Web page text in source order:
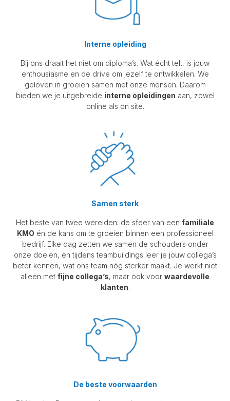
Interne opleiding
Bij ons draait het niet om diploma’s. Wat écht telt, is jouw
enthousiasme en de drive om jezelf te ontwikkelen. We
geloven in groeien samen met onze mensen. Daarom
bieden we je uitgebreide interne opleidingen aan, zowel
online als on site.
Samen sterk
Het beste van twee werelden: de sfeer van een familiale
KMO én de kans om te groeien binnen een professioneel
bedrijf. Elke dag zetten we samen de schouders onder
onze doelen, en tijdens teambuildings leer je jouw collega’s
beter kennen, wat ons team nóg sterker maakt. Je werkt niet
alleen met fijne collega’s, maar ook voor waardevolle
klanten.
De beste voorwaarden